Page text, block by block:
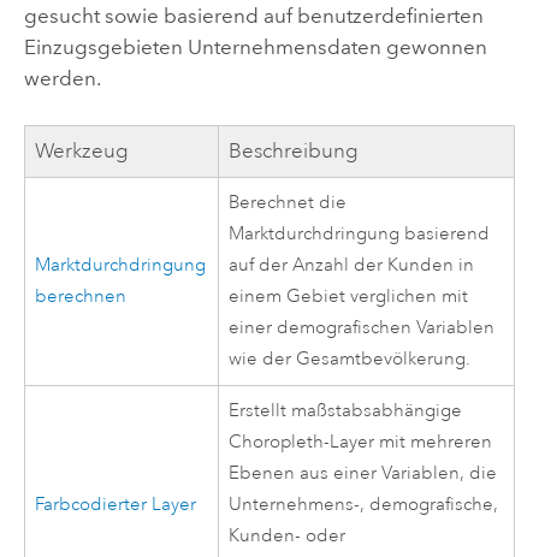
gesucht sowie basierend auf benutzerdefinierten
Einzugsgebieten Unternehmensdaten gewonnen
werden.
Werkzeug Beschreibung
Marktdurchdringung
berechnen
Berechnet die
Marktdurchdringung basierend
auf der Anzahl der Kunden in
einem Gebiet verglichen mit
einer demografischen Variablen
wie der Gesamtbevölkerung.
Farbcodierter Layer
Erstellt maßstabsabhängige
Choropleth-Layer mit mehreren
Ebenen aus einer Variablen, die
Unternehmens-, demografische,
Kunden- oder